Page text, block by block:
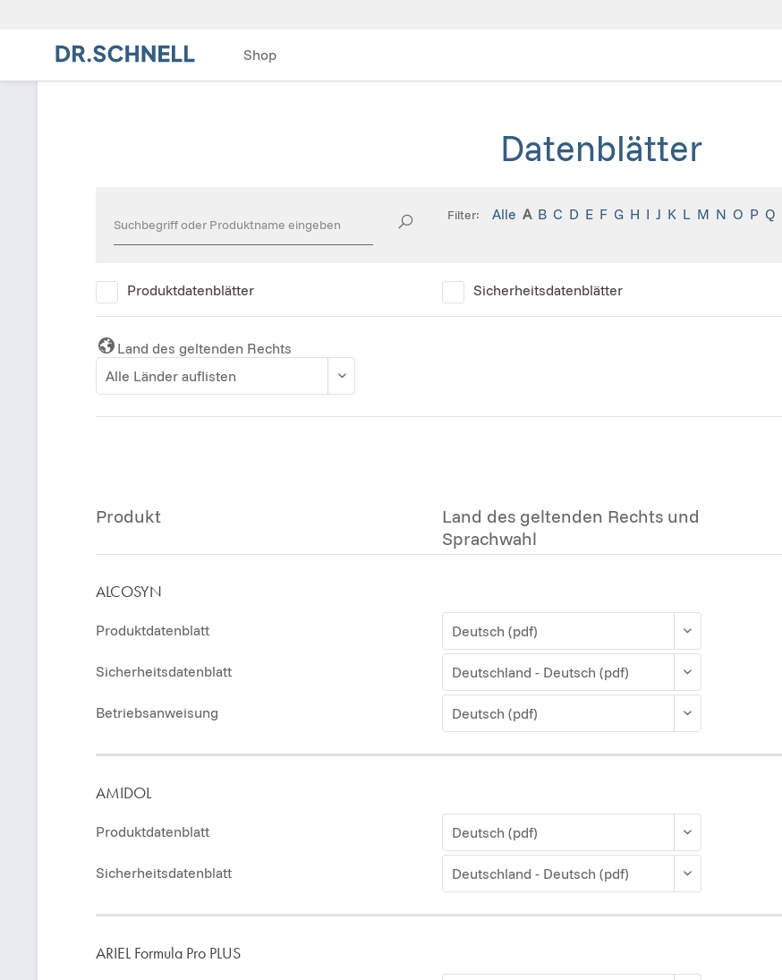
Shop
Datenblätter
Filter: Alle A B C D E F G H I J K L M N O P Q
Produktdatenblätter Sicherheitsdatenblätter
Land des geltenden Rechts
Produkt
Land des geltenden Rechts und
Sprachwahl
ALCOSYN
Produktdatenblatt
Sicherheitsdatenblatt
Betriebsanweisung
AMIDOL
Produktdatenblatt
Sicherheitsdatenblatt
ARIEL Formula Pro PLUS